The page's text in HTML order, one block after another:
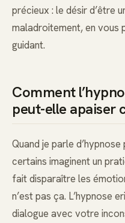
précieux : le désir d’être
maladroitement, en vous
guidant.
Comment
peut-elle apaiser
Quand je parle
certains imaginent un
fait disparaître les
n’est pas ça. L’hypnose
dialogue avec votre